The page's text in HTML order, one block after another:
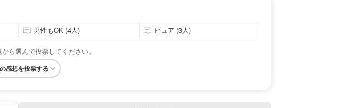
男性もOK (4人) ピュア (3人)
ら選んで投票してください。
感想を投票する